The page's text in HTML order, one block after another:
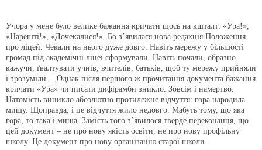
Учора у мене було велике бажання кричати щось на кшталт: «Ура!»,
«Нарешті!», «Дочекалися!». Бо з’явилася нова редакція Положення
про ліцей. Чекали на нього дуже довго. Навіть мережу у більшості
громад під академічні ліцеї сформували. Навіть почали, образно
кажучи, ґвалтувати учнів, вчителів, батьків, щоб ту мережу прийняли
і зрозуміли… Однак після першого ж прочитання документа бажання
кричати «Ура» чи писати дифірамби зникло. Зовсім і намертво.
Натомість виникло абсолютно протилежне відчуття: гора народила
мишу. Щоправда, і це відчуття жило недовго. Мабуть тому, що яка
гора, то така і миша. Замість того з’явилося тверде переконання, що
цей документ – не про нову якість освіти, не про нову профільну
школу. Це документ про нову організацію старої школи.